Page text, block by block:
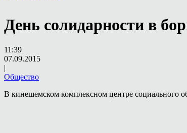
День солидарности в
11:39
07.09.2015
|
Общество
В кинешемском комплексном центре социального